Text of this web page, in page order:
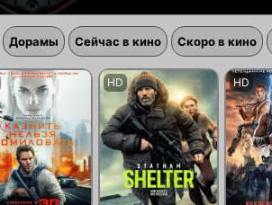
Дорамы Сейчас в кино Скоро в кино